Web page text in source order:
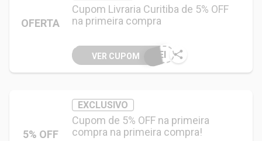
OFERTA
Cupom Livraria Curitiba de 5% OFF
na primeira compra
UEI
VER CUPOM
5% OFF
EXCLUSIVO
Cupom de 5% OFF na primeira
compra na primeira compra!